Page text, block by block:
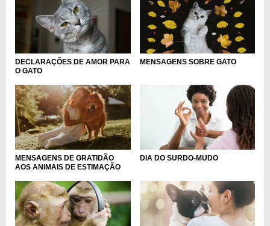
DECLARAÇÕES DE AMOR PARA
O GATO
MENSAGENS SOBRE GATO
MENSAGENS DE GRATIDÃO
AOS ANIMAIS DE ESTIMAÇÃO
DIA DO SURDO-MUDO